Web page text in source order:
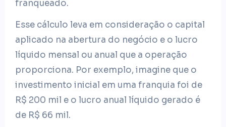
franqueado.
Esse cálculo leva em consideração o capital
aplicado na abertura do negócio e o lucro
líquido mensal ou anual que a operação
proporciona. Por exemplo, imagine que o
investimento inicial em uma franquia foi de
R$ 200 mil e o lucro anual líquido gerado é
de R$ 66 mil.